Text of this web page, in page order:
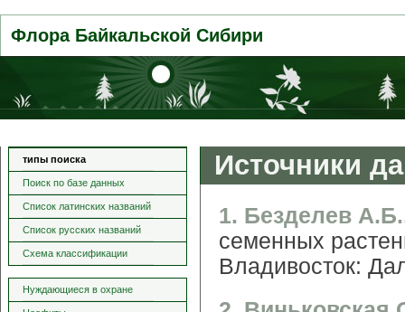
Флора Байкальской Сибири
типы поиска
Поиск по базе данных
Список латинских названий
Список русских названий
Схема классификации
Нуждающиеся в охране
Источники
1. Безделев
семенных
Владивосток: